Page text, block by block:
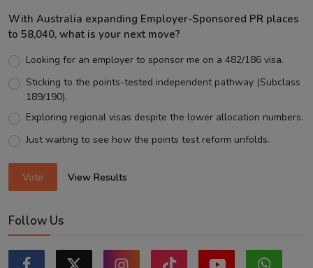
With Australia expanding Employer-Sponsored PR places
to 58,040, what is your next move?
Looking for an employer to sponsor me on a 482/186 visa.
Sticking to the points-tested independent pathway (Subclass
189/190).
Exploring regional visas despite the lower allocation numbers.
Just waiting to see how the points test reform unfolds.
Vote View Results
Follow Us